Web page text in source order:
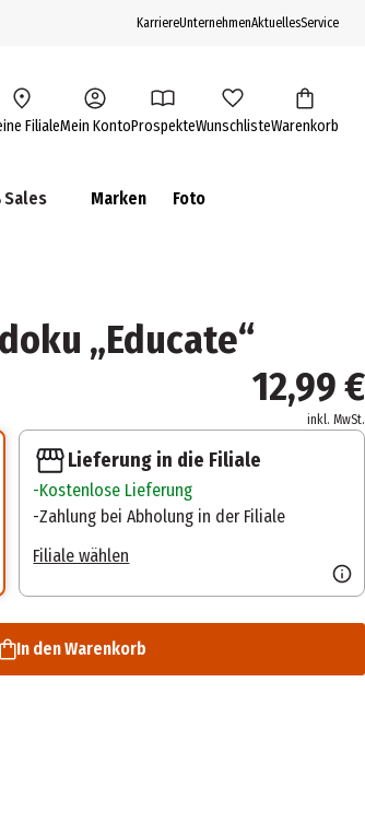
KarriereUnternehmenAktuellesService
FilialeMein KontoProspekteWunschlisteWarenkorb
Sales Marken Foto
„Educate“
12,99 €
inkl. MwSt.
Lieferung in die Filiale
Kostenlose Lieferung
Zahlung bei Abholung in der Filiale
Filiale wählen
In den Warenkorb